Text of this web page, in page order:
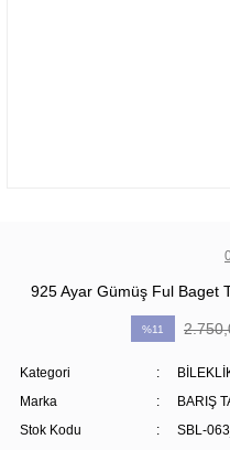
925 Ayar Gümüş Ful Baget
%11
Kategori
Marka
BARIŞ
Stok Kodu
SBL-